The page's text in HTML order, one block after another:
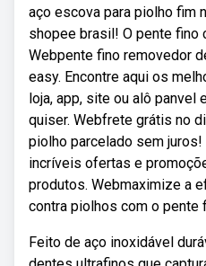
aço escova para piolho fim
shopee brasil! O pente fino
Webpente fino removedor
easy. Encontre aqui os
loja, app, site ou alô panvel
quiser. Webfrete grátis no
piolho parcelado sem
incríveis ofertas e
produtos. Webmaximize a
contra piolhos com o pente
Feito de aço inoxidável